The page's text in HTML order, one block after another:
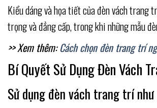
Kiểu dáng và họa tiết của đèn vách trang
trọng và đẳng cấp, trong khi những mẫu
>> Xem thêm:Cách chọn đèn trang trí
Bí Quyết Sử Dụng Đèn Vách
Sử dụng đèn vách trang trí